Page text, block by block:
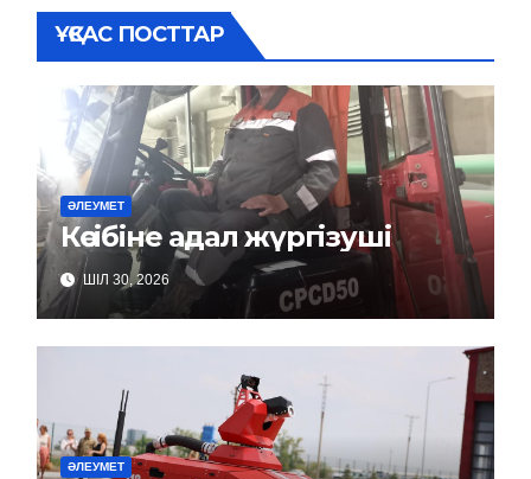
ҰҚСАС ПОСТТАР
ӘЛЕУМЕТ
Кәсібіне адал жүргізуші
ШІЛ 30, 2026
ӘЛЕУМЕТ